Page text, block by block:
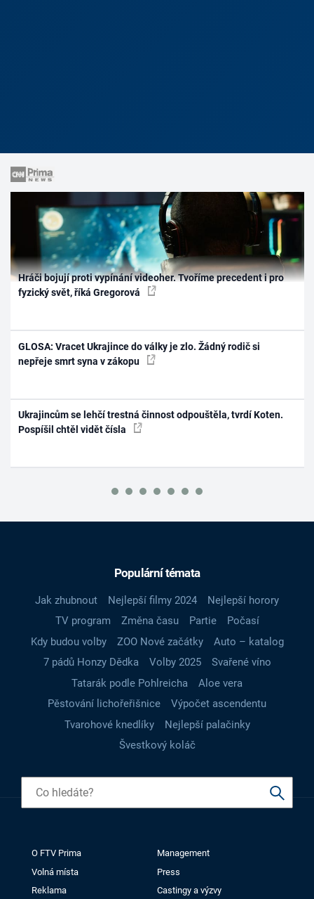
Hráči bojují proti vypínání videoher. Tvoříme precedent i pro
fyzický svět, říká Gregorová
GLOSA: Vracet Ukrajince do války je zlo. Žádný rodič si
nepřeje smrt syna v zákopu
Ukrajincům se lehčí trestná činnost odpouštěla, tvrdí Koten.
Pospíšil chtěl vidět čísla
Populární témata
Jak zhubnout Nejlepší filmy 2024
Nejlepší horory
TV program
Změna času Partie
Počasí
Kdy budou volby
ZOO Nové začátky
Auto – katalog
7 pádů Honzy Dědka
Volby 2025
Svařené víno
Tatarák podle Pohlreicha
Aloe vera
Pěstování lichořeřišnice
Výpočet ascendentu
Tvarohové knedlíky
Nejlepší palačinky
Švestkový koláč
O FTV Prima
Management
Volná místa
Press
Reklama
Castingy a výzvy